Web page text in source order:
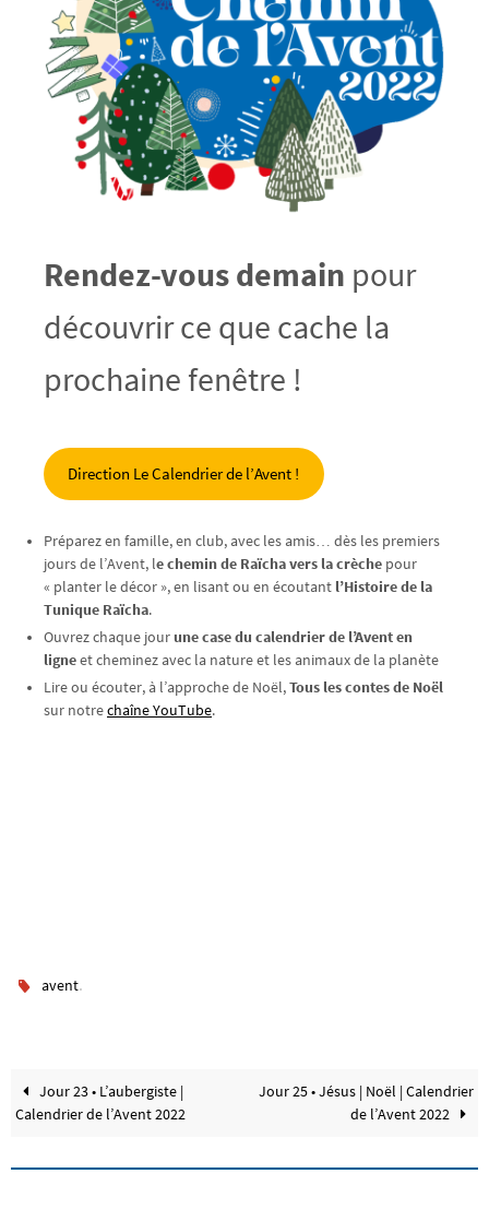
Rendez-vous demain pour
découvrir ce que cache la
prochaine fenêtre !
Direction Le Calendrier de l’Avent !
Préparez en famille, en club, avec les amis… dès les premiers
jours de l’Avent, le chemin de Raïcha vers la crèche pour
« planter le décor », en lisant ou en écoutant l’Histoire de la
Tunique Raïcha.
Ouvrez chaque jourune case du calendrier de l’Avent en
ligneet cheminez avec la nature et les animaux de la planète
Lire ou écouter, à l’approche de Noël,Tous les contes de Noël
sur notrechaîne YouTube.
avent.
Jour 23 • L’aubergiste |
Calendrier de l’Avent 2022
Jour 25 • Jésus | Noël | Calendrier
de l’Avent 2022